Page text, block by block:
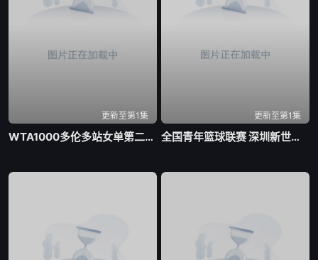
更新至第1集
WTA1000多伦多站女单第二轮 帕克斯1-2伊埃拉20260806
更新至第1集
全国青年篮球联赛 深圳新世纪vs山西汾酒20260806